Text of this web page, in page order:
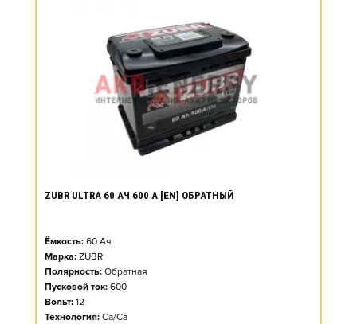
ZUBR ULTRA 60 АЧ 600 А [EN] ОБРАТНЫЙ
Ёмкость: 60 Ач
Марка: ZUBR
Полярность: Обратная
Пусковой ток: 600
Вольт: 12
Технология: Ca/Ca